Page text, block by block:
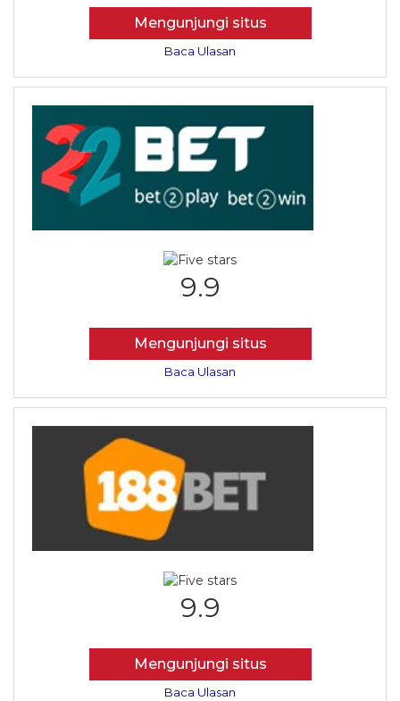
Mengunjungi situs
Baca Ulasan
9.9
Mengunjungi situs
Baca Ulasan
9.9
Mengunjungi situs
Baca Ulasan